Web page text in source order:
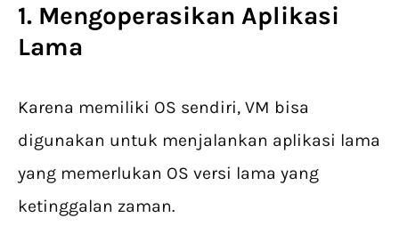
1. Mengoperasikan Aplikasi
Lama
Karena memiliki OS sendiri, VM bisa
digunakan untuk menjalankan aplikasi lama
yang memerlukan OS versi lama yang
ketinggalan zaman.